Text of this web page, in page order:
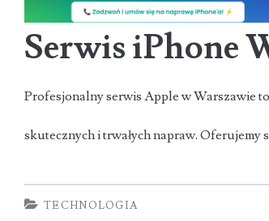
Serwis iPhone
Profesjonalny serwis Apple w Warszawie
skutecznych i trwałych napraw. Oferujemy
TECHNOLOGIA